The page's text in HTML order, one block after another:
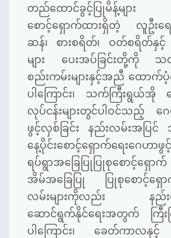
တည်ထောင်ခွင့်ပြုမိန့်များ
စောင့်ရှောက်ထားရှိတဲ့
လူဦးရ
ဆန်၊
စားစရိတ်၊ ဝတ်စရိတ်နှင့်
များ
ပေးအပ်ခြင်းတို့ကို
သ
စည်းကမ်းများနှင့်အညီ ထောက်ပံ့
ပါကြောင်း၊
သက်ကြီးရွယ်အို
လုပ်ငန်းများတွင်ပါဝင်သည့်
ဂ
ဖွင့်လှစ်ခြင်း
နည်းလမ်းအပြင်
နေ့ပိုင်းစောင့်ရှောက်ရေးဂေဟာဖွင့်
ရပ်ရွာအခြေပြုပြုစုစောင့်ရှောက်
အိမ်အခြေပြု
ပြုစုစောင့်ရှော
လမ်းများကိုလည်း
နည်
ဆောင်ရွက်နိုင်ရေးအတွက်
ကြီ
ပါကြောင်း၊
ခေတ်ကာလနှင့်